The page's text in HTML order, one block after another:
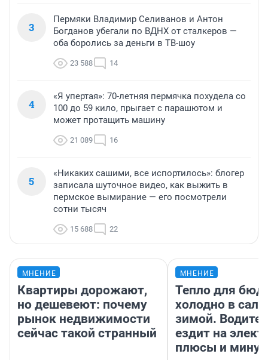
3
Пермяки Владимир Селиванов и Антон
Богданов убегали по ВДНХ от сталкеров —
оба боролись за деньги в ТВ-шоу
23 588 14
4
«Я упертая»: 70-летняя пермячка похудела со
100 до 59 кило, прыгает с парашютом и
может протащить машину
21 089 16
5
«Никаких сашими, все испортилось»: блогер
записала шуточное видео, как выжить в
пермское вымирание — его посмотрели
сотни тысяч
15 688 22
МНЕНИЕ
Квартиры дорожают,
но дешевеют: почему
рынок недвижимости
сейчас такой странный
МНЕНИЕ
Тепло для
холодно в
зимой.
ездит на
плюсы и